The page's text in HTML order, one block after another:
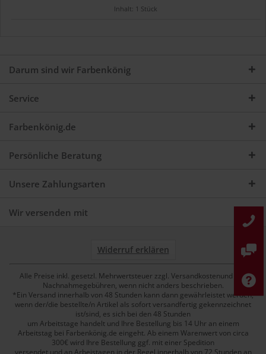
Inhalt: 1 Stück
Darum sind wir Farbenkönig
Service
Farbenkönig.de
Persönliche Beratung
Unsere Zahlungsarten
Wir versenden mit
Widerruf erklären
Alle Preise inkl. gesetzl. Mehrwertsteuer zzgl. Versandkostenund ggf.
Nachnahmegebühren, wenn nicht anders beschrieben.
*Ein Versand innerhalb von 48 Stunden kann dann gewährleistet werden,
wenn der/die bestellte/n Artikel als sofort versandfertig gekennzeichnet
ist/sind, es sich bei den 48 Stunden
um Arbeitstage handelt und Ihre Bestellung bis 14 Uhr an einem
Arbeitstag bei Farbenkönig.de eingeht. Ab einem Warenwert von circa
300€ wird Ihre Bestellung ggf. mit einer Spedition
versendet und an Arbeistagen in der Regel innerhalb von 72 Stunden an